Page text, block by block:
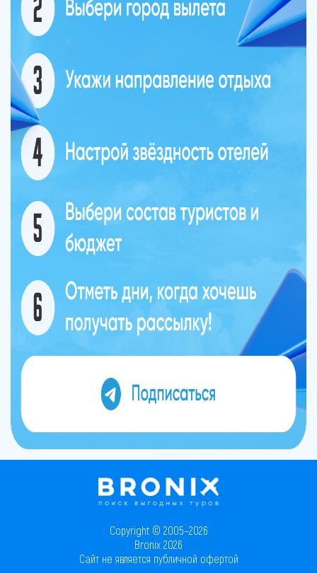
Copyright © 2005–2026
Bronix 2026
Сайт не является публичной офертой